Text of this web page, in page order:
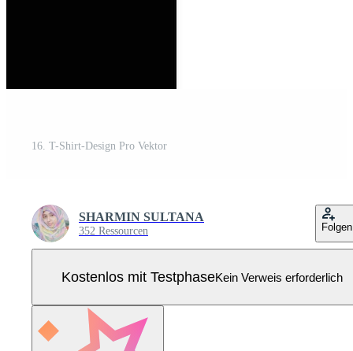
16. T-Shirt-Design Pro Vektor
SHARMIN SULTANA
352 Ressourcen Folgen
Kostenlos mit TestphaseKein Verweis erforderlich